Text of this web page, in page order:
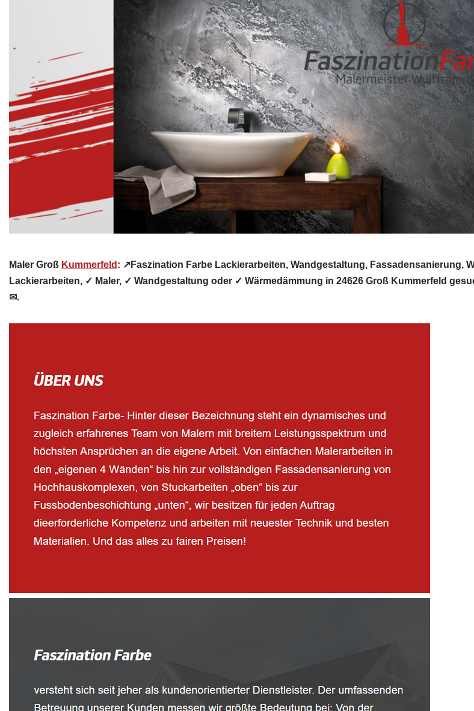
Maler Groß Kummerfeld : ↗️Faszination Farbe Lackierarbeiten, Wandgestaltung, Fassadensanierung,
Lackierarbeiten, ✓ Maler, ✓ Wandgestaltung oder ✓ Wärmedämmung in 24626 Groß Kummerfeld
✉.